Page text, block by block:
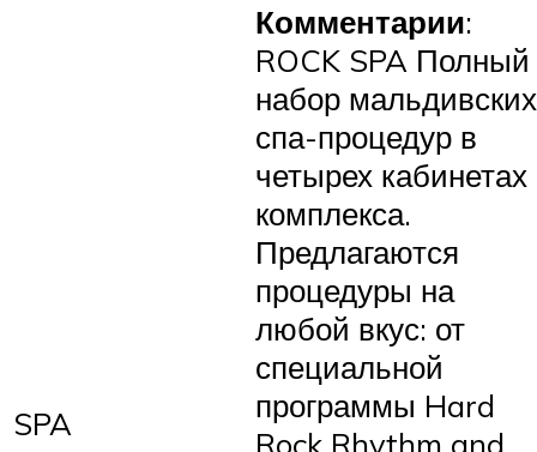
SPA
Комментарии:
ROCK SPA Полный
набор мальдивских
спа-процедур в
четырех кабинетах
комплекса.
Предлагаются
процедуры на
любой вкус: от
специальной
программы Hard
Rock Rhythm and